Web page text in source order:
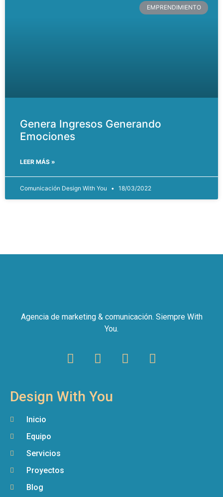
EMPRENDIMIENTO
Genera Ingresos Generando
Emociones
LEER MÁS »
Comunicación Design With You 18/03/2022
Agencia de marketing & comunicación. Siempre With
You.
Design With You
Inicio
Equipo
Servicios
Proyectos
Blog